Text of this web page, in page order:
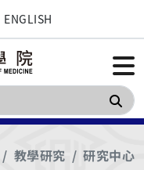
ENGLISH
搜
教學研究 研究中心